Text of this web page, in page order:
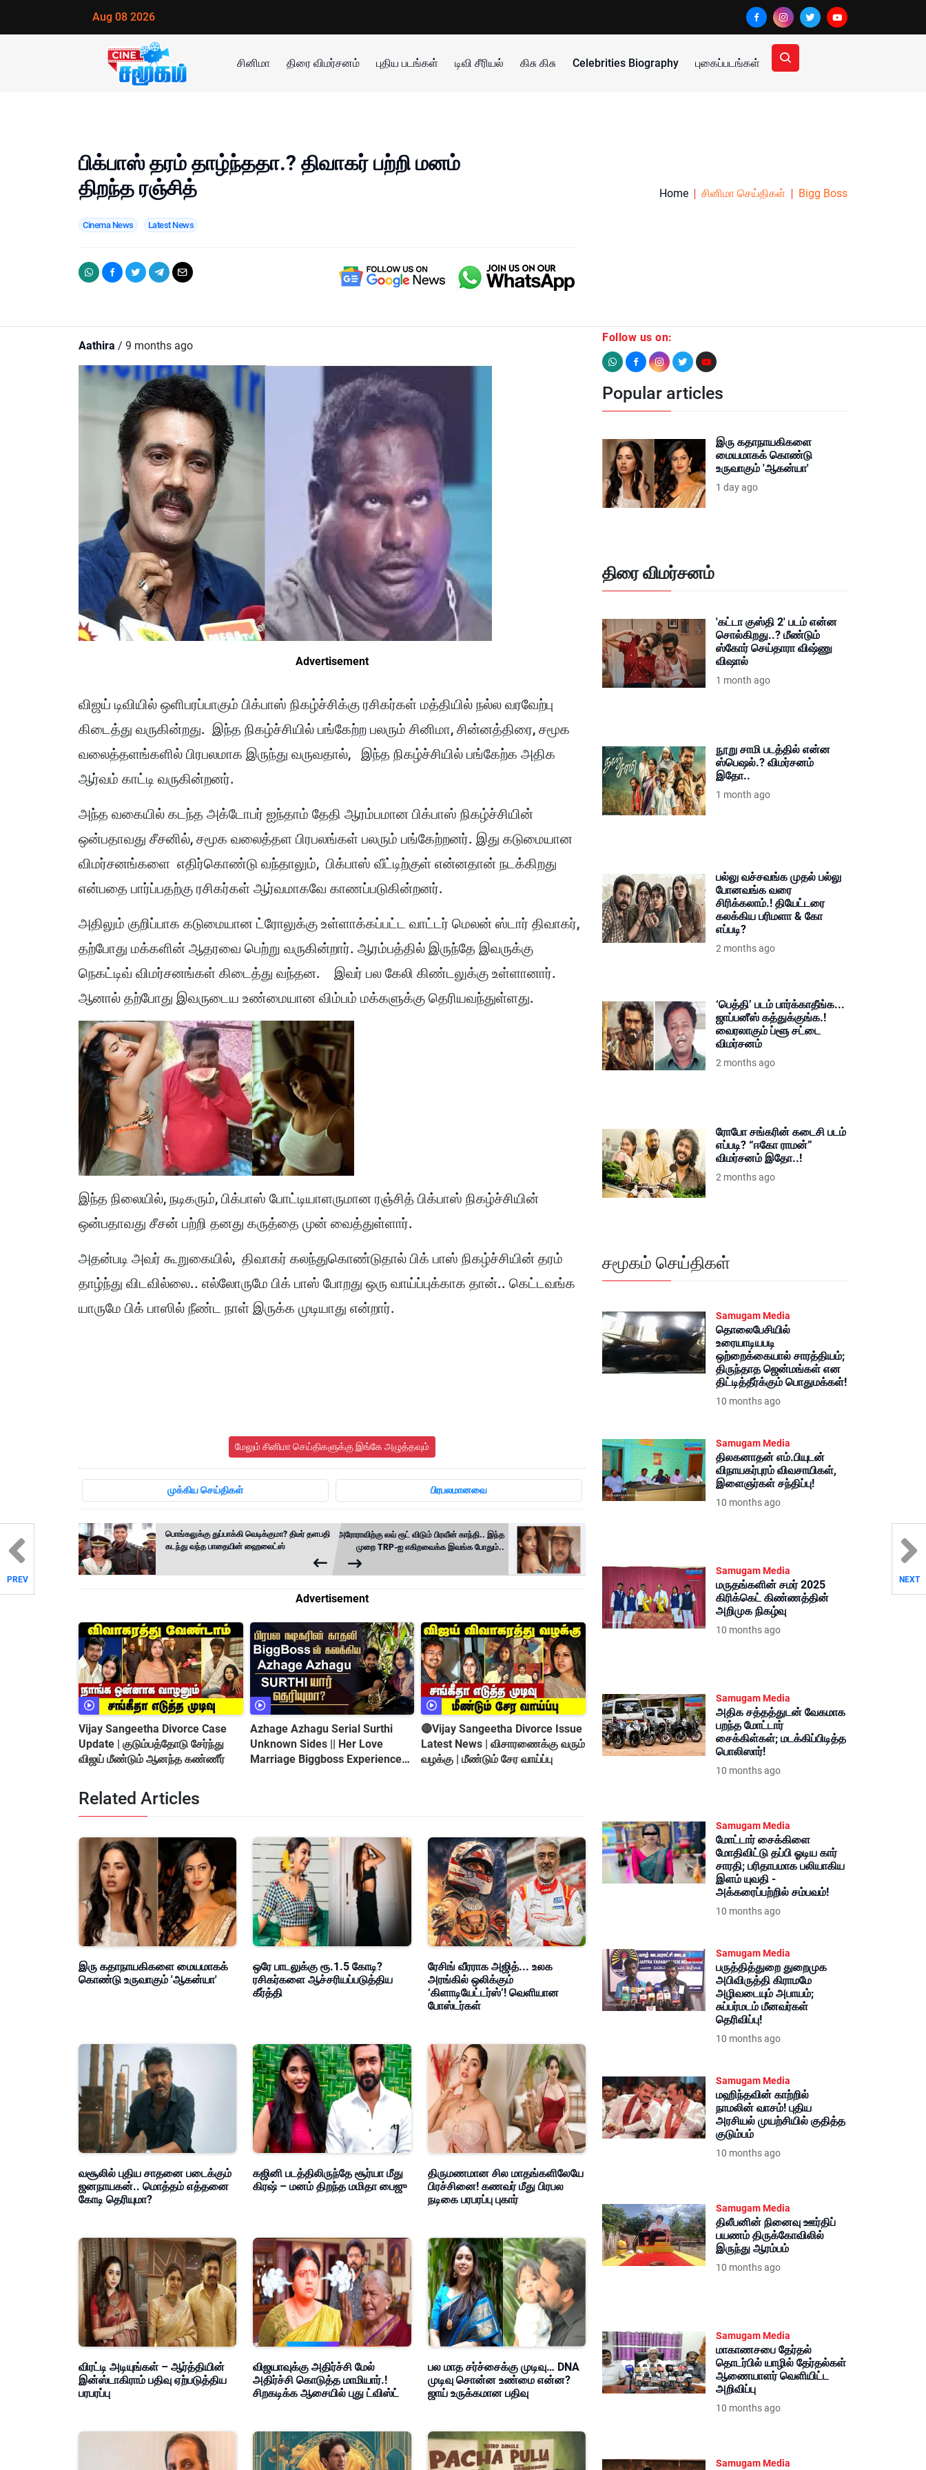
Aug 08 2026
சினிமா திரை விமர்சனம் புதிய படங்கள் டிவி சீரியல் கிசு கிசு Celebrities Biography புகைப்படங்கள்
பிக்பாஸ் தரம் தாழ்ந்ததா.? திவாகர் பற்றி மனம்
திறந்த ரஞ்சித்
Cinema News Latest News
Home சினிமா செய்திகள் Bigg Boss
Aathira / 9 months ago
Advertisement
விஜய் டிவியில் ஒளிபரப்பாகும் பிக்பாஸ் நிகழ்ச்சிக்கு ரசிகர்கள் மத்தியில் நல்ல வரவேற்பு
கிடைத்து வருகின்றது. இந்த நிகழ்ச்சியில் பங்கேற்ற பலரும் சினிமா, சின்னத்திரை, சமூக
வலைத்தளங்களில் பிரபலமாக இருந்து வருவதால், இந்த நிகழ்ச்சியில் பங்கேற்க அதிக
ஆர்வம் காட்டி வருகின்றனர்.
அந்த வகையில் கடந்த அக்டோபர் ஐந்தாம் தேதி ஆரம்பமான பிக்பாஸ் நிகழ்ச்சியின்
ஒன்பதாவது சீசனில், சமூக வலைத்தள பிரபலங்கள் பலரும் பங்கேற்றனர். இது கடுமையான
விமர்சனங்களை எதிர்கொண்டு வந்தாலும், பிக்பாஸ் வீட்டிற்குள் என்னதான் நடக்கிறது
என்பதை பார்ப்பதற்கு ரசிகர்கள் ஆர்வமாகவே காணப்படுகின்றனர்.
அதிலும் குறிப்பாக கடுமையான ட்ரோலுக்கு உள்ளாக்கப்பட்ட வாட்டர் மெலன் ஸ்டார் திவாகர்,
தற்போது மக்களின் ஆதரவை பெற்று வருகின்றார். ஆரம்பத்தில் இருந்தே இவருக்கு
நெகட்டிவ் விமர்சனங்கள் கிடைத்து வந்தன. இவர் பல கேலி கிண்டலுக்கு உள்ளானார்.
ஆனால் தற்போது இவருடைய உண்மையான விம்பம் மக்களுக்கு தெரியவந்துள்ளது.
இந்த நிலையில், நடிகரும், பிக்பாஸ் போட்டியாளருமான ரஞ்சித் பிக்பாஸ் நிகழ்ச்சியின்
ஒன்பதாவது சீசன் பற்றி தனது கருத்தை முன் வைத்துள்ளார்.
அதன்படி அவர் கூறுகையில், திவாகர் கலந்துகொண்டுதால் பிக் பாஸ் நிகழ்ச்சியின் தரம்
தாழ்ந்து விடவில்லை.. எல்லோருமே பிக் பாஸ் போறது ஒரு வாய்ப்புக்காக தான்.. கெட்டவங்க
யாருமே பிக் பாஸில் நீண்ட நாள் இருக்க முடியாது என்றார்.
மேலும் சினிமா செய்திகளுக்கு இங்கே அழுத்தவும்
முக்கிய செய்திகள் பிரபலமானவை
பொங்கலுக்கு துப்பாக்கி வெடிக்குமா? திடீர் தளபதி
கடந்து வந்த பாதையின் ஹைலைட்ஸ்
அரோராவிற்கு லவ் ரூட் விடும் பிரவீன் காந்தி.. இந்த
முறை TRP-ஐ எகிறவைக்க இவங்க போதும்..
PREV NEXT
Advertisement
Vijay Sangeetha Divorce Case
Update | குடும்பத்தோடு சேர்ந்து
விஜய் மீண்டும் ஆனந்த கண்ணீர்
Azhage Azhagu Serial Surthi
Unknown Sides || Her Love
Marriage Biggboss Experience
🔴Vijay Sangeetha Divorce Issue
Latest News | விசாரணைக்கு வரும்
வழக்கு | மீண்டும் சேர வாய்ப்பு
Related Articles
இரு கதாநாயகிகளை மையமாகக்
கொண்டு உருவாகும் 'ஆகன்யா'
ஒரே பாடலுக்கு ரூ.1.5 கோடி?
ரசிகர்களை ஆச்சரியப்படுத்திய
கீர்த்தி
ரேசிங் வீரராக அஜித்... உலக
அரங்கில் ஒலிக்கும்
‘கிளாடியேட்டர்ஸ்’! வெளியான
போஸ்டர்கள்
வசூலில் புதிய சாதனை படைக்கும்
ஜனநாயகன்.. மொத்தம் எத்தனை
கோடி தெரியுமா?
கஜினி படத்திலிருந்தே சூர்யா மீது
கிரஷ் – மனம் திறந்த மமிதா பைஜு
திருமணமான சில மாதங்களிலேயே
பிரச்சினை! கணவர் மீது பிரபல
நடிகை பரபரப்பு புகார்
விரட்டி அடியுங்கள் – ஆர்த்தியின்
இன்ஸ்டாகிராம் பதிவு ஏற்படுத்திய
பரபரப்பு
விஜயாவுக்கு அதிர்ச்சி மேல்
அதிர்ச்சி கொடுத்த மாமியார்.!
சிறகடிக்க ஆசையில் புது ட்விஸ்ட்
பல மாத சர்ச்சைக்கு முடிவு… DNA
முடிவு சொன்ன உண்மை என்ன?
ஜாய் உருக்கமான பதிவு
Follow us on:
Popular articles
இரு கதாநாயகிகளை
மையமாகக் கொண்டு
உருவாகும் 'ஆகன்யா'
1 day ago
திரை விமர்சனம்
'கட்டா குஸ்தி 2' படம் என்ன
சொல்கிறது..? மீண்டும்
ஸ்கோர் செய்தாரா விஷ்ணு
விஷால்
1 month ago
நூறு சாமி படத்தில் என்ன
ஸ்பெஷல்.? விமர்சனம்
இதோ..
1 month ago
பல்லு வச்சவங்க முதல் பல்லு
போனவங்க வரை
சிரிக்கலாம்.! தியேட்டரை
கலக்கிய பரிமளா & கோ
எப்படி?
2 months ago
‘பெத்தி’ படம் பார்க்காதீங்க...
ஜாப்பனீஸ் கத்துக்குங்க.!
வைரலாகும் ப்ளூ சட்டை
விமர்சனம்
2 months ago
ரோபோ சங்கரின் கடைசி படம்
எப்படி? “ஈகோ ராமன்”
விமர்சனம் இதோ..!
2 months ago
சமூகம் செய்திகள்
Samugam Media
தொலைபேசியில்
உரையாடியபடி
ஒற்றைக்கையால் சாரத்தியம்;
திருந்தாத ஜென்மங்கள் என
திட்டித்தீர்க்கும் பொதுமக்கள்!
10 months ago
Samugam Media
திலகனாதன் எம்.பியுடன்
விநாயகர்புரம் விவசாயிகள்,
இளைஞர்கள் சந்திப்பு!
10 months ago
Samugam Media
மருதங்களின் சமர் 2025
கிரிக்கெட் கிண்ணத்தின்
அறிமுக நிகழ்வு
10 months ago
Samugam Media
அதிக சத்தத்துடன் வேகமாக
பறந்த மோட்டார்
சைக்கிள்கள்; மடக்கிப்பிடித்த
பொலிஸார்!
10 months ago
Samugam Media
மோட்டார் சைக்கிளை
மோதிவிட்டு தப்பி ஓடிய கார்
சாரதி; பரிதாபமாக பலியாகிய
இளம் யுவதி -
அக்கரைப்பற்றில் சம்பவம்!
10 months ago
Samugam Media
பருத்தித்துறை துறைமுக
அபிவிருத்தி கிராமமே
அழிவடையும் அபாயம்;
சுப்பர்மடம் மீனவர்கள்
தெரிவிப்பு!
10 months ago
Samugam Media
மஹிந்தவின் காற்றில்
நாமலின் வாசம்! புதிய
அரசியல் முயற்சியில் குதித்த
குடும்பம்
10 months ago
Samugam Media
திலீபனின் நினைவு ஊர்திப்
பயணம் திருக்கோவிலில்
இருந்து ஆரம்பம்
10 months ago
Samugam Media
மாகாணசபை தேர்தல்
தொடர்பில் யாழில் தேர்தல்கள்
ஆணையாளர் வெளியிட்ட
அறிவிப்பு
10 months ago
Samugam Media